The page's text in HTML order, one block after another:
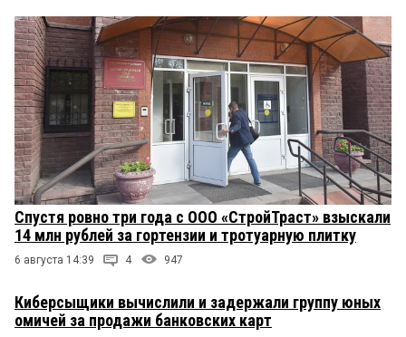
Спустя ровно три года с ООО «СтройТраст» взыскали
14 млн рублей за гортензии и тротуарную плитку
6 августа 14:39 4 947
Киберсыщики вычислили и задержали группу юных
омичей за продажи банковских карт